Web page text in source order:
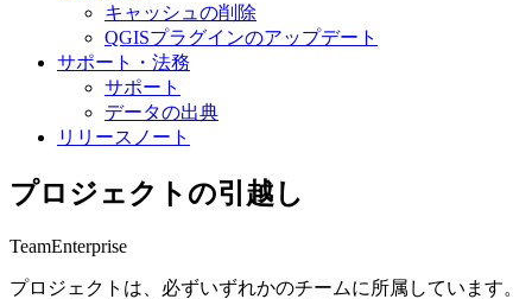
キャッシュの削除
QGISプラグインのアップデート
サポート・法務
サポート
データの出典
リリースノート
プロジェクトの引越し
TeamEnterprise
プロジェクトは、必ずいずれかのチームに所属しています。